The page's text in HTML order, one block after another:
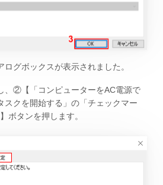
ログボックスが表示されました。
、②【「コンピューターをAC電源で
スクを開始する」の「チェックマー
ボタンを押します。